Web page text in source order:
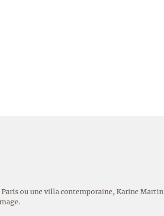
ou une villa contemporaine, Karine Martin